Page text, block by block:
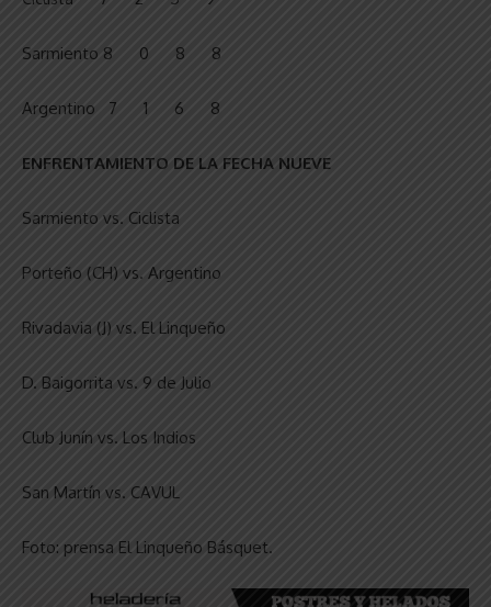
Sarmiento 8 0 8 8
Argentino 7 1 6 8
ENFRENTAMIENTO DE LA FECHA NUEVE
Sarmiento vs. Ciclista
Porteño (CH) vs. Argentino
Rivadavia (J) vs. El Linqueño
D. Baigorrita vs. 9 de Julio
Club Junín vs. Los Indios
San Martín vs. CAVUL
Foto: prensa El Linqueño Básquet.